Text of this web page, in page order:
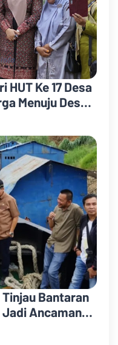
Ke 17 Desa
Menuju Desa
Bantaran
Ancaman